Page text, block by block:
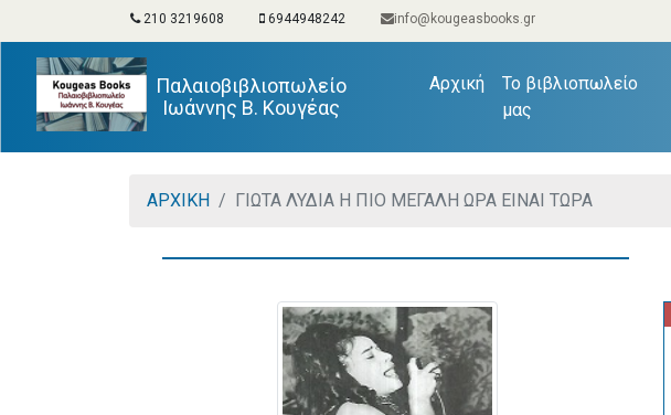
210 3219608 6944948242 info@kougeasbooks.gr
Παλαιοβιβλιοπωλείο
Ιωάννης Β. Κουγέας
Αρχική(current)
Το βιβλιοπωλείο
μας
ΑΡΧΙΚΗ ΓΙΩΤΑ ΛΥΔΙΑ Η ΠΙΟ ΜΕΓΑΛΗ ΩΡΑ ΕΙΝΑΙ ΤΩΡΑ